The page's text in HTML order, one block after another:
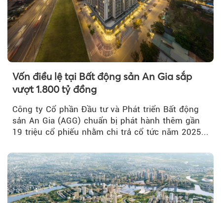
Vốn điều lệ tại Bất động sản An Gia sắp
vượt 1.800 tỷ đồng
Công ty Cổ phần Đầu tư và Phát triển Bất động
sản An Gia (AGG) chuẩn bị phát hành thêm gần
19 triệu cổ phiếu nhằm chi trả cổ tức năm 2025...